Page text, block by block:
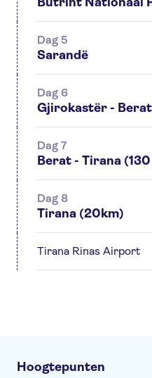
Dag 5
Sarandë
Dag 6
Gjirokastër -
Dag 7
Berat - Tirana
Dag 8
Tirana (20km)
Tirana Rinas Airport
Hoogtepunten